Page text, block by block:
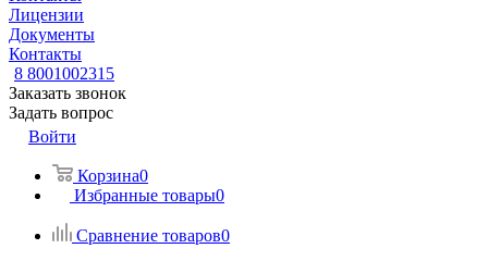
Лицензии
Документы
Контакты
8 8001002315
Заказать звонок
Задать вопрос
Войти
Корзина0
Избранные товары0
Сравнение товаров0